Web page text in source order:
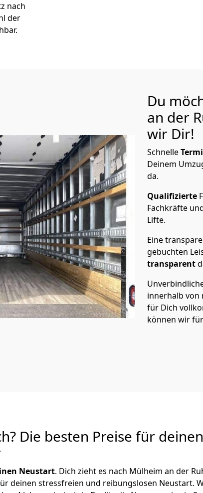
nach
der
Du
an der
wir Dir!
Schnelle
Deinem
da.
Qualifizierte
Fachkräfte
Lifte.
Eine
gebuchten
transparent
innerhalb von
für Dich
können wir
Die besten Preise für
Neustart. Dich zieht es nach Mülheim an der
deinen stressfreien und reibungslosen Neustart.